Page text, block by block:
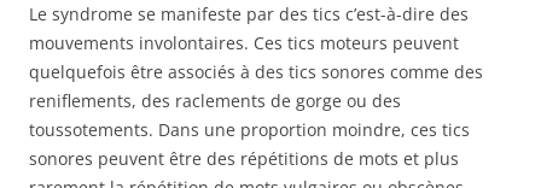
Le syndrome se manifeste par des tics c’est-à-dire des
mouvements involontaires. Ces tics moteurs peuvent
quelquefois être associés à des tics sonores comme des
reniflements, des raclements de gorge ou des
toussotements. Dans une proportion moindre, ces tics
sonores peuvent être des répétitions de mots et plus